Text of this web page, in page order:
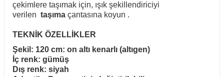
çekimlere taşımak için, ışık şekillendiriciyi
verilen taşıma çantasına koyun .
TEKNİK ÖZELLİKLER
Şekil: 120 cm: on altı kenarlı (altıgen)
İç renk: gümüş
Dış renk: siyah